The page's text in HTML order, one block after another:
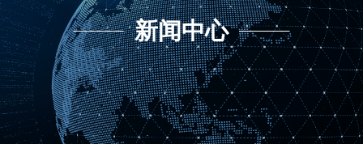
新闻中心